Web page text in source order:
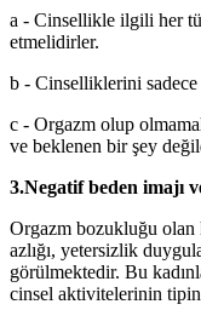
a - Cinsellikle ilgili her
etmelidirler.
b - Cinselliklerini sadece
c - Orgazm olup
ve beklenen bir şey
3.Negatif beden imajı
Orgazm bozukluğu olan
azlığı, yetersizlik
görülmektedir. Bu
cinsel aktivitelerinin